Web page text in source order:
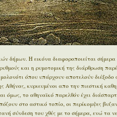
δήμων. Η εικόνα διαφοροποιείται
και η ρυμοτομική της διάρθρωση
μολονότι όπου υπάρχουν αποτελούν
Αθήνας, κυριευμένοι απο την πιεστική
όμως, το αθηναϊκό παρελθόν έχει
στο αστικό τοπίο, οι περίκομψες
σύνδεση του χθές με το σήμερα, ενώ τα